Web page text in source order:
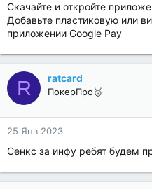
Скачайте и откройте
Добавьте пластиковую или
приложении Google Pay
R ratcard
ПокерПро🥈
25 Янв 2023
Сенкс за инфу ребят будем